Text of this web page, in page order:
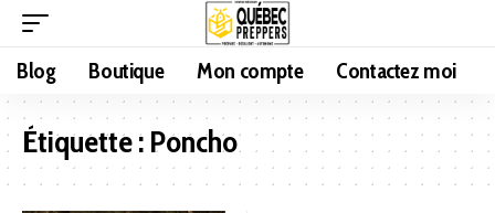
Blog Boutique Mon compte Contactez moi
Étiquette : Poncho